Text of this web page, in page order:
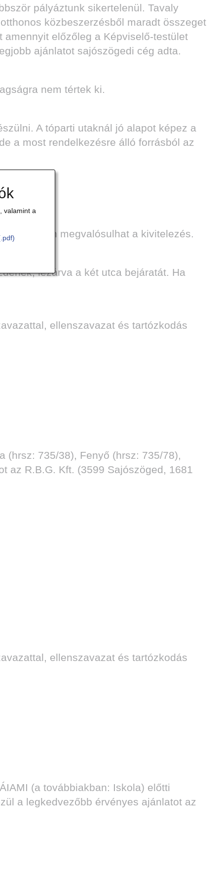
pályáztunk sikertelenül. Tavaly
közbeszerzésből maradt összeget
előzőleg a Képviselő-testület
ajánlatot sajószögedi cég adta.
nem tértek ki.
A tóparti utaknál jó alapot képez a
a most rendelkezésre álló forrásból az
pénteken megvalósulhat a kivitelezés.
lezárva a két utca bejáratát. Ha
ellenszavazat és tartózkodás
(hrsz: 735/38), Fenyő (hrsz: 735/78),
az R.B.G. Kft. (3599 Sajószöged, 1681
ellenszavazat és tartózkodás
(a továbbiakban: Iskola) előtti
a legkedvezőbb érvényes ajánlatot az
valamint a